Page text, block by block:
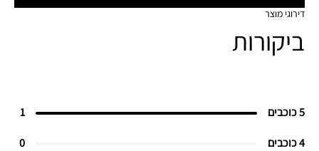
דירוגי מוצר
ביקורות
5 כוכבים 1
4 כוכבים 0